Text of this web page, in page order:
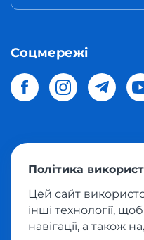
Соцмережі
магазинів світу в
Політика
Політика
Цей сайт
інші технології,
навігації, а також